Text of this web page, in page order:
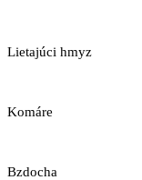
Lietajúci hmyz
Komáre
Bzdocha